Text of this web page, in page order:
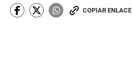
COPIAR ENLACE